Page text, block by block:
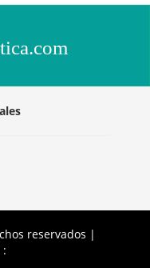
reservados |